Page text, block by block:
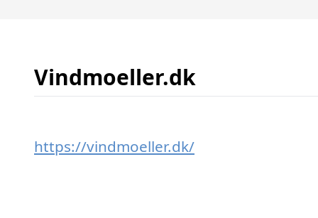
Vindmoeller.dk
https://vindmoeller.dk/